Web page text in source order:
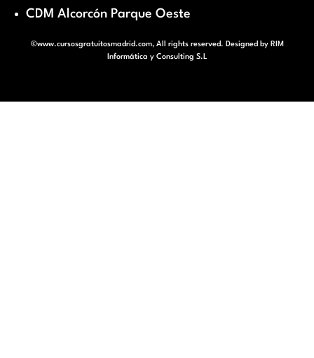
CDM Alcorcón Parque Oeste
©www.cursosgratuitosmadrid.com, All rights reserved. Designed by RIM
Informática y Consulting S.L